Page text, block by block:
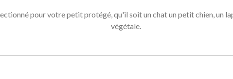
pour votre petit protégé, qu'il soit un chat un petit chien, un
végétale.